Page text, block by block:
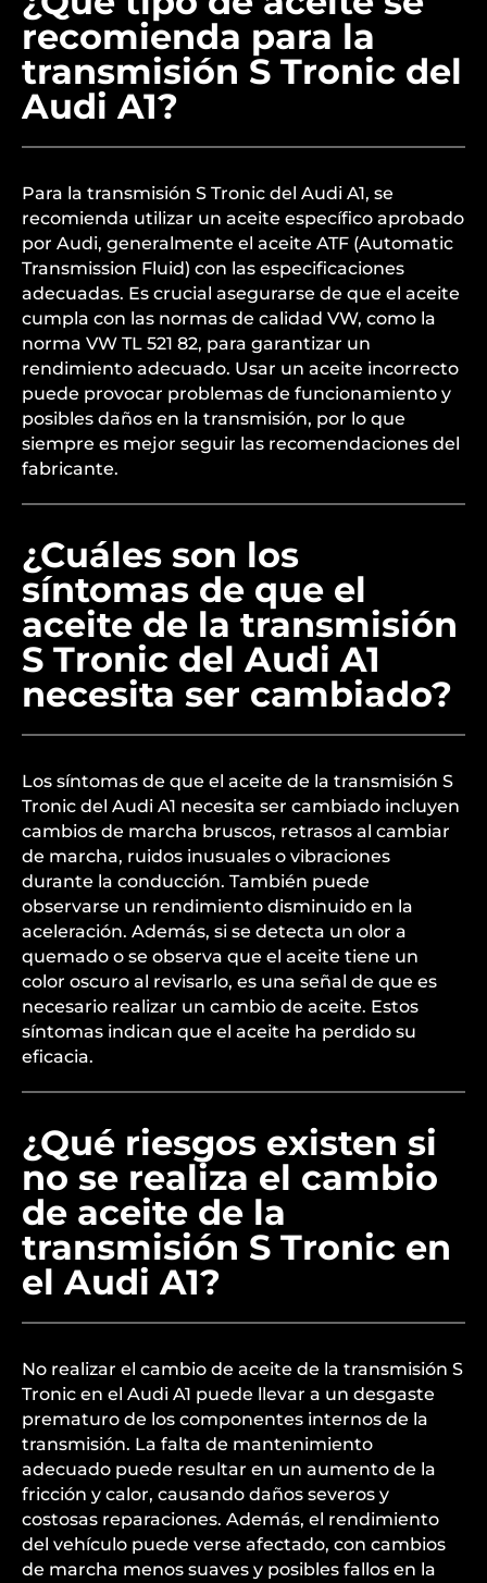
recomienda para la
transmisión S Tronic del
Audi A1?
Para la transmisión S Tronic del Audi A1, se
recomienda utilizar un aceite específico aprobado
por Audi, generalmente el aceite ATF (Automatic
Transmission Fluid) con las especificaciones
adecuadas. Es crucial asegurarse de que el aceite
cumpla con las normas de calidad VW, como la
norma VW TL 521 82, para garantizar un
rendimiento adecuado. Usar un aceite incorrecto
puede provocar problemas de funcionamiento y
posibles daños en la transmisión, por lo que
siempre es mejor seguir las recomendaciones del
fabricante.
¿Cuáles son los
síntomas de que el
aceite de la transmisión
S Tronic del Audi A1
necesita ser cambiado?
Los síntomas de que el aceite de la transmisión S
Tronic del Audi A1 necesita ser cambiado incluyen
cambios de marcha bruscos, retrasos al cambiar
de marcha, ruidos inusuales o vibraciones
durante la conducción. También puede
observarse un rendimiento disminuido en la
aceleración. Además, si se detecta un olor a
quemado o se observa que el aceite tiene un
color oscuro al revisarlo, es una señal de que es
necesario realizar un cambio de aceite. Estos
síntomas indican que el aceite ha perdido su
eficacia.
¿Qué riesgos existen si
no se realiza el cambio
de aceite de la
transmisión S Tronic en
el Audi A1?
No realizar el cambio de aceite de la transmisión S
Tronic en el Audi A1 puede llevar a un desgaste
prematuro de los componentes internos de la
transmisión. La falta de mantenimiento
adecuado puede resultar en un aumento de la
fricción y calor, causando daños severos y
costosas reparaciones. Además, el rendimiento
del vehículo puede verse afectado, con cambios
de marcha menos suaves y posibles fallos en la